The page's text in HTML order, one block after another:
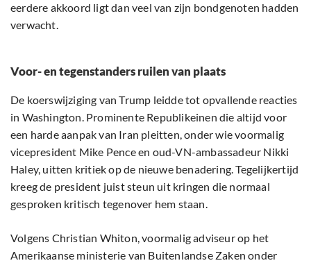
eerdere akkoord ligt dan veel van zijn bondgenoten hadden
verwacht.
Voor- en tegenstanders ruilen van plaats
De koerswijziging van Trump leidde tot opvallende reacties
in Washington. Prominente Republikeinen die altijd voor
een harde aanpak van Iran pleitten, onder wie voormalig
vicepresident Mike Pence en oud-VN-ambassadeur Nikki
Haley, uitten kritiek op de nieuwe benadering. Tegelijkertijd
kreeg de president juist steun uit kringen die normaal
gesproken kritisch tegenover hem staan.
Volgens Christian Whiton, voormalig adviseur op het
Amerikaanse ministerie van Buitenlandse Zaken onder